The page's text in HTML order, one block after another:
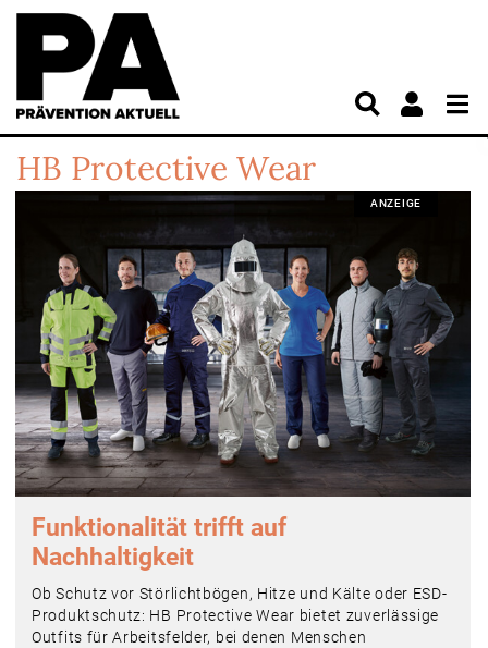
HB Protective Wear
ANZEIGE
Funktionalität trifft auf
Nachhaltigkeit
Ob Schutz vor Störlichtbögen, Hitze und Kälte oder ESD-
Produktschutz: HB Protective Wear bietet zuverlässige
Outfits für Arbeitsfelder, bei denen Menschen